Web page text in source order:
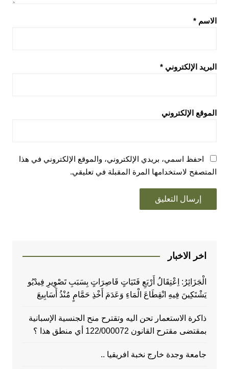
الاسم *
البريد الإلكتروني *
الموقع الإلكتروني
احفظ اسمي، بريدي الإلكتروني، والموقع الإلكتروني في هذا
المتصفح لاستخدامها المرة المقبلة في تعليقي.
اخر الاخبار
الْجَزَائِرُ: اِعْتِقَالُ أَرْبَعِ فَتَيَاتٍ قَاصِرَاتٍ بِسَبَبِ تَصْوِيرِ فِيدْيُو
يَشْتَكِينَ فِيهِ انْقِطَاعَ الْمَاءِ وَعَدَمَ أَخْذِ حَمَّامٍ مُنْذُ أَسَابِيعَ
ذاكرة الاستعمار تحن اليه وتقترح منح الجنسية الإسبانية
بمقتضى مقترح القانون 122/000072 أي منطق هذا ؟
جامعة وجدة خارج نخبة افريقيا ..